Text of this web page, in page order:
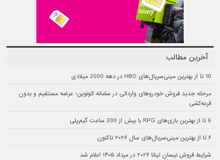
آخرین مطالب
10 تا از بهترین مینی‌سریال‌های HBO در دهه 2000 میلادی
مرحله جدید فروش خودروهای وارداتی در سامانه اتونوین؛ عرضه مستقیم و بدون
قرعه‌کشی
6 تا از بهترین بازی‌های RPG با بیش از 200 ساعت گیم‌پلی
۶ تا از بهترین مینی‌سریال‌های سال ۲۰۲۶ تاکنون
شرایط فروش نیسان تیانا ۲۰۲۶ در مرداد ۱۴۰۵ اعلام شد